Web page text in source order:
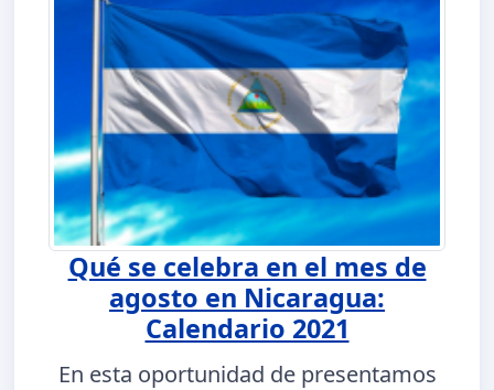
Qué se celebra en el mes de
agosto en Nicaragua:
Calendario 2021
En esta oportunidad de presentamos